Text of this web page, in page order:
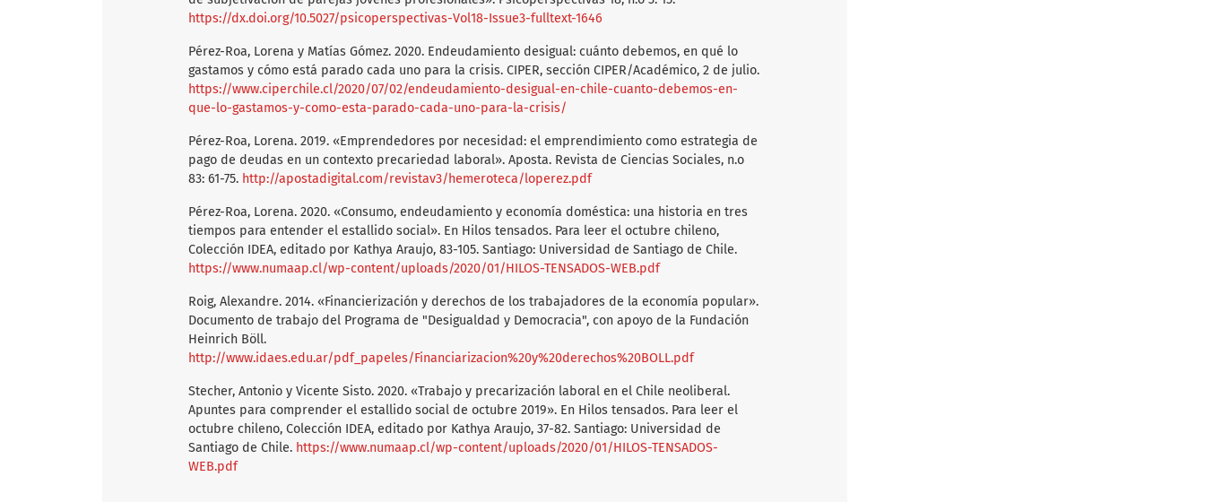
https://dx.doi.org/10.5027/psicoperspectivas-Vol18-Issue3-fulltext-1646
Pérez-Roa, Lorena y Matías Gómez. 2020. Endeudamiento desigual: cuánto debemos, en qué lo
gastamos y cómo está parado cada uno para la crisis. CIPER, sección CIPER/Académico, 2 de julio.
https://www.ciperchile.cl/2020/07/02/endeudamiento-desigual-en-chile-cuanto-debemos-en-
que-lo-gastamos-y-como-esta-parado-cada-uno-para-la-crisis/
Pérez-Roa, Lorena. 2019. «Emprendedores por necesidad: el emprendimiento como estrategia de
pago de deudas en un contexto precariedad laboral». Aposta. Revista de Ciencias Sociales, n.o
83: 61-75. http://apostadigital.com/revistav3/hemeroteca/loperez.pdf
Pérez-Roa, Lorena. 2020. «Consumo, endeudamiento y economía doméstica: una historia en tres
tiempos para entender el estallido social». En Hilos tensados. Para leer el octubre chileno,
Colección IDEA, editado por Kathya Araujo, 83-105. Santiago: Universidad de Santiago de Chile.
https://www.numaap.cl/wp-content/uploads/2020/01/HILOS-TENSADOS-WEB.pdf
Roig, Alexandre. 2014. «Financierización y derechos de los trabajadores de la economía popular».
Documento de trabajo del Programa de "Desigualdad y Democracia", con apoyo de la Fundación
Heinrich Böll.
http://www.idaes.edu.ar/pdf_papeles/Financiarizacion%20y%20derechos%20BOLL.pdf
Stecher, Antonio y Vicente Sisto. 2020. «Trabajo y precarización laboral en el Chile neoliberal.
Apuntes para comprender el estallido social de octubre 2019». En Hilos tensados. Para leer el
octubre chileno, Colección IDEA, editado por Kathya Araujo, 37-82. Santiago: Universidad de
Santiago de Chile. https://www.numaap.cl/wp-content/uploads/2020/01/HILOS-TENSADOS-
WEB.pdf